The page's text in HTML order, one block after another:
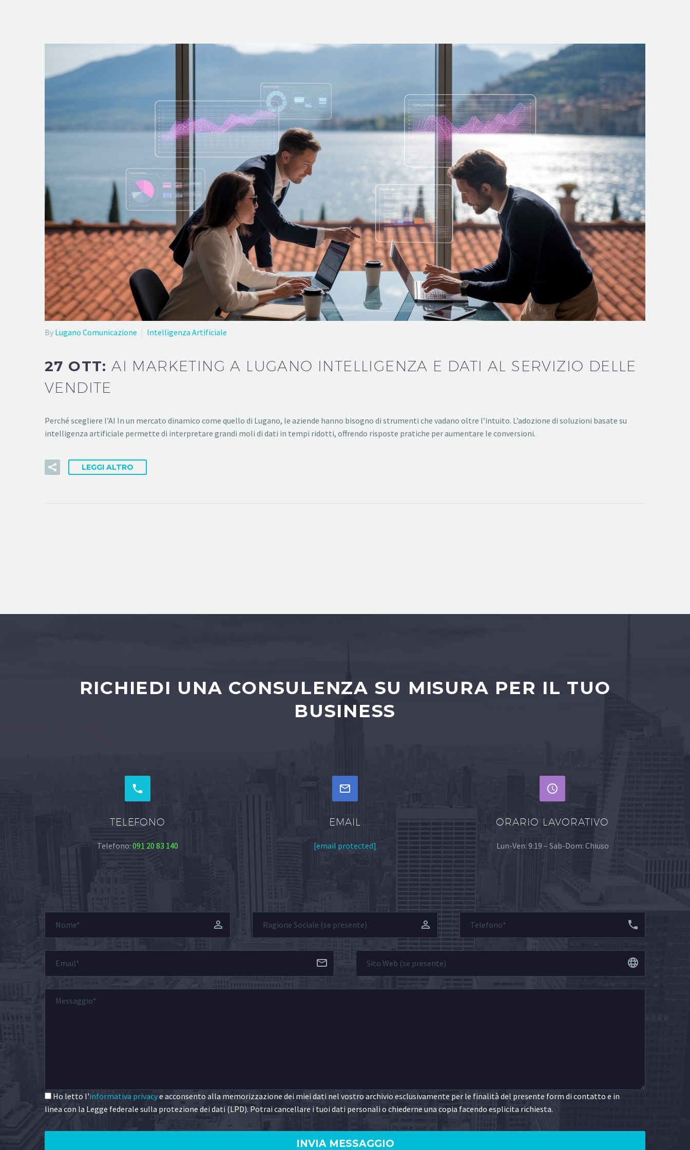
By Lugano Comunicazione Intelligenza Artificiale
27 OTT:AI MARKETING A LUGANO INTELLIGENZA E DATI AL SERVIZIO DELLE
VENDITE
Perché scegliere l’AI In un mercato dinamico come quello di Lugano, le aziende hanno bisogno di strumenti che vadano oltre l’intuito. L’adozione di soluzioni basate su
intelligenza artificiale permette di interpretare grandi moli di dati in tempi ridotti, offrendo risposte pratiche per aumentare le conversioni.
LEGGI ALTRO
RICHIEDI UNA CONSULENZA SU MISURA PER IL TUO
BUSINESS


TELEFONO
Telefono: 091 20 83 140


EMAIL
[email protected]


ORARIO LAVORATIVO
Lun-Ven: 9:19 – Sab-Dom: Chiuso
Ho letto l'informativa privacye acconsento alla memorizzazione dei miei dati nel vostro archivio esclusivamente per le finalità del presente form di contatto e in
linea con la Legge federale sulla protezione dei dati (LPD). Potrai cancellare i tuoi dati personali o chiederne una copia facendo esplicita richiesta.